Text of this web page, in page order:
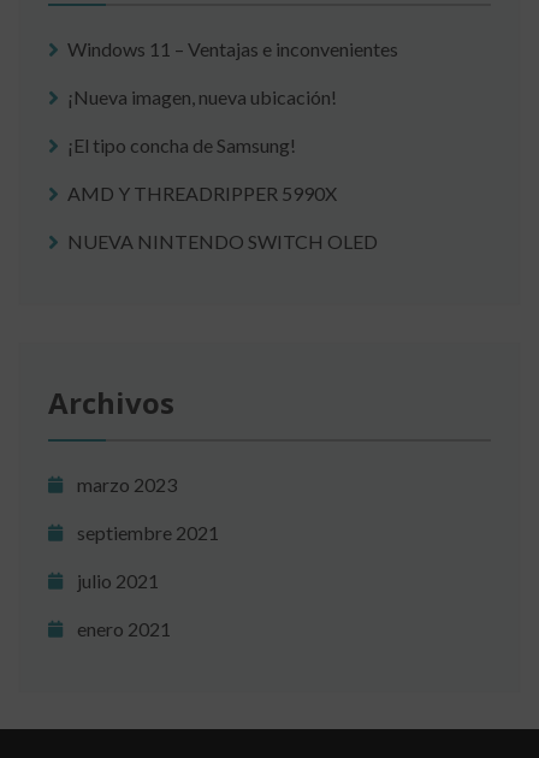
Windows 11 – Ventajas e inconvenientes
¡Nueva imagen, nueva ubicación!
¡El tipo concha de Samsung!
AMD Y THREADRIPPER 5990X
NUEVA NINTENDO SWITCH OLED
Archivos
marzo 2023
septiembre 2021
julio 2021
enero 2021